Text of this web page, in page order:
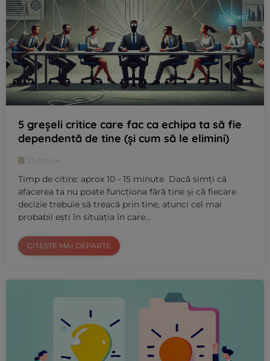
5 greșeli critice care fac ca echipa ta să fie
dependentă de tine (și cum să le elimini)
23 oct. 24
Timp de citire: aprox 10 - 15 minute Dacă simți că
afacerea ta nu poate funcționa fără tine și că fiecare
decizie trebuie să treacă prin tine, atunci cel mai
probabil ești în situația în care…
CITEȘTE MAI DEPARTE